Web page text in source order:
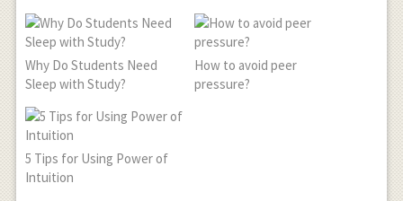
Why Do Students Need
Sleep with Study?
How to avoid peer
pressure?
5 Tips for Using Power of
Intuition